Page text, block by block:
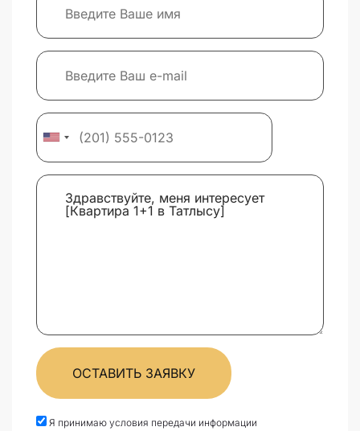
ОСТАВИТЬ ЗАЯВКУ
Я принимаю условия передачи информации